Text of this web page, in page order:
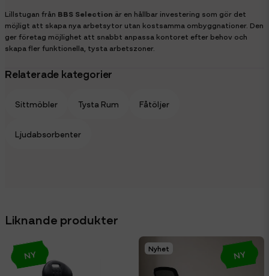
Lillstugan från BBS Selection är en hållbar investering som gör det
möjligt att skapa nya arbetsytor utan kostsamma ombyggnationer. Den
ger företag möjlighet att snabbt anpassa kontoret efter behov och
skapa fler funktionella, tysta arbetszoner.
Relaterade kategorier
Sittmöbler Tysta Rum Fåtöljer
Ljudabsorbenter
Liknande produkter
NY Nyhet NY